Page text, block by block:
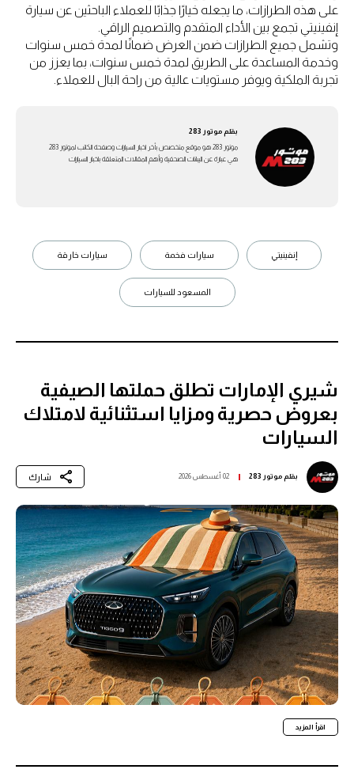
على هذه الطرازات، ما يجعله خيارًا جذابًا للعملاء الباحثين عن سيارة
إنفينيتي تجمع بين الأداء المتقدم والتصميم الراقي.
وتشمل جميع الطرازات ضمن العرض ضمانًا لمدة خمس سنوات
وخدمة المساعدة على الطريق لمدة خمس سنوات، بما يعزز من
تجربة الملكية ويوفر مستويات عالية من راحة البال للعملاء.
بقلمموتور 283
موتور 283 هو موقع متخصص بأخر اخبار السيارات وصفحة الكاتب لموتور 283
هي عبارة عن اليبانات الصحفية وأهم المقالات المتعلقة باخبار السيارات
إنفينيتي سيارات فخمة سيارات خارقة
المسعود للسيارات
شيري الإمارات تطلق حملتها الصيفية
بعروض حصرية ومزايا استثنائية لامتلاك
السيارات
بقلمموتور 283 02 أغسطس 2026 شارك
اقرأ المزيد